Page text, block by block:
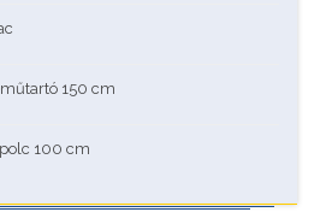
150 cm
100 cm